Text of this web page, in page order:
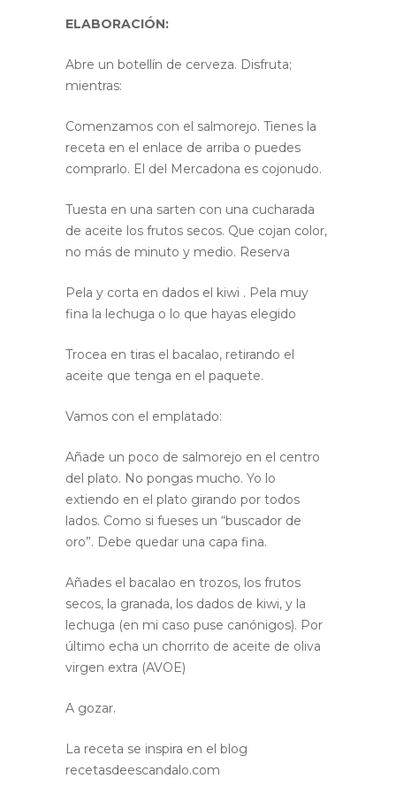
ELABORACIÓN:
Abre un botellín de cerveza. Disfruta;
mientras:
Comenzamos con el salmorejo. Tienes la
receta en el enlace de arriba o puedes
comprarlo. El del Mercadona es cojonudo.
Tuesta en una sarten con una cucharada
de aceite los frutos secos. Que cojan color,
no más de minuto y medio. Reserva
Pela y corta en dados el kiwi . Pela muy
fina la lechuga o lo que hayas elegido
Trocea en tiras el bacalao, retirando el
aceite que tenga en el paquete.
Vamos con el emplatado:
Añade un poco de salmorejo en el centro
del plato. No pongas mucho. Yo lo
extiendo en el plato girando por todos
lados. Como si fueses un “buscador de
oro”. Debe quedar una capa fina.
Añades el bacalao en trozos, los frutos
secos, la granada, los dados de kiwi, y la
lechuga (en mi caso puse canónigos). Por
último echa un chorrito de aceite de oliva
virgen extra (AVOE)
A gozar.
La receta se inspira en el blog
recetasdeescandalo.com